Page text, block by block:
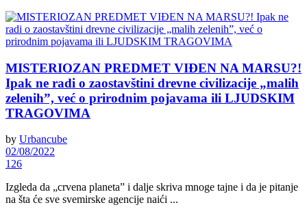
MISTERIOZAN PREDMET VIĐEN NA MARSU?!
Ipak ne radi o zaostavštini drevne civilizacije „malih
zelenih”, već o prirodnim pojavama ili LJUDSKIM
TRAGOVIMA
by Urbancube
02/08/2022
126
Izgleda da „crvena planeta” i dalje skriva mnoge tajne i da je pitanje
na šta će sve svemirske agencije naići ...